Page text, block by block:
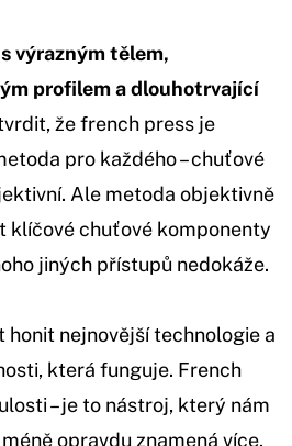
výrazným tělem,
profilem a dlouhotrvající
že french press je
pro každého – chuťové
Ale metoda objektivně
klíčové chuťové komponenty
jiných přístupů nedokáže.
honit nejnovější technologie a
která funguje. French
– je to nástroj, který nám
opravdu znamená více.